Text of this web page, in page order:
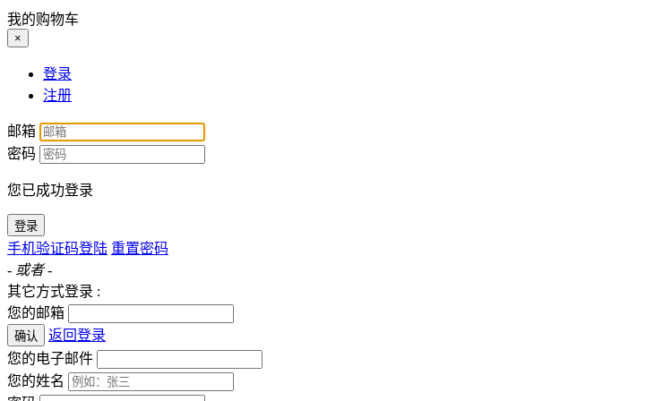
我的购物车
×
登录
注册
邮箱
密码
您已成功登录
登录
手机验证码登陆 重置密码
- 或者 -
其它方式登录 :
您的邮箱
确认
返回登录
您的电子邮件
您的姓名